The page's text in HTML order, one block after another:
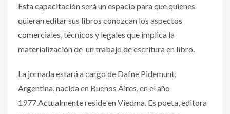
Esta capacitación será un espacio para que quienes
quieran editar sus libros conozcan los aspectos
comerciales, técnicos y legales que implica la
materialización de un trabajo de escritura en libro.
La jornada estará a cargo de Dafne Pidemunt,
Argentina, nacida en Buenos Aires, en el año
1977.Actualmente reside en Viedma. Es poeta, editora